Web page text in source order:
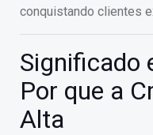
conquistando clientes
Significado
Por que a
Alta